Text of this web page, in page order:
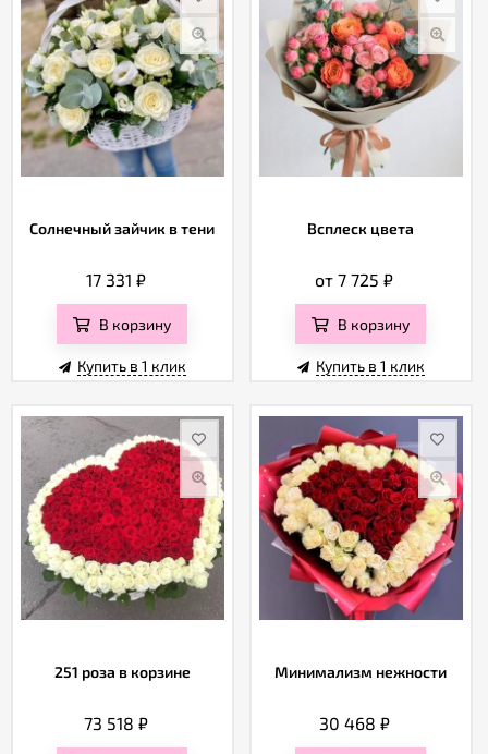
Солнечный зайчик в тени
17 331 ₽
В корзину
Купить в 1 клик
Всплеск цвета
от 7 725₽
В корзину
Купить в 1 клик
251 роза в корзине
73 518 ₽
Минимализм нежности
30 468 ₽